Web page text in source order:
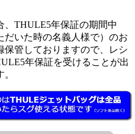
、THULE5年保証の期間中
だいた時の名義人様で）のお
保管しておりますので、レシ
年保証を受けることが出